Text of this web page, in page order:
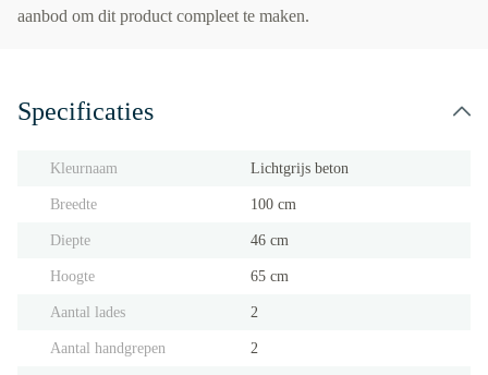
aanbod om dit product compleet te maken.
Specificaties
Kleurnaam Lichtgrijs beton
Breedte 100 cm
Diepte 46 cm
Hoogte 65 cm
Aantal lades 2
Aantal handgrepen 2